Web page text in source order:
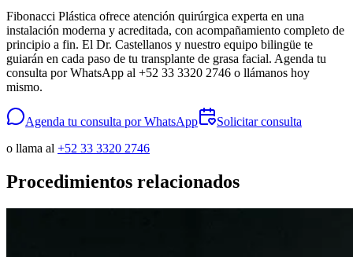
Fibonacci Plástica ofrece atención quirúrgica experta en una
instalación moderna y acreditada, con acompañamiento completo de
principio a fin. El Dr. Castellanos y nuestro equipo bilingüe te
guiarán en cada paso de tu transplante de grasa facial. Agenda tu
consulta por WhatsApp al +52 33 3320 2746 o llámanos hoy
mismo.
Agenda tu consulta por WhatsApp
Solicitar consulta
o llama al +52 33 3320 2746
Procedimientos relacionados